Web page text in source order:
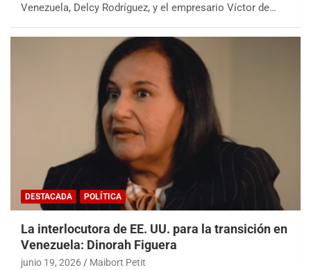
Venezuela, Delcy Rodríguez, y el empresario Víctor de…
DESTACADA POLÍTICA
La interlocutora de EE. UU. para la transición en
Venezuela: Dinorah Figuera
junio 19, 2026 Maibort Petit